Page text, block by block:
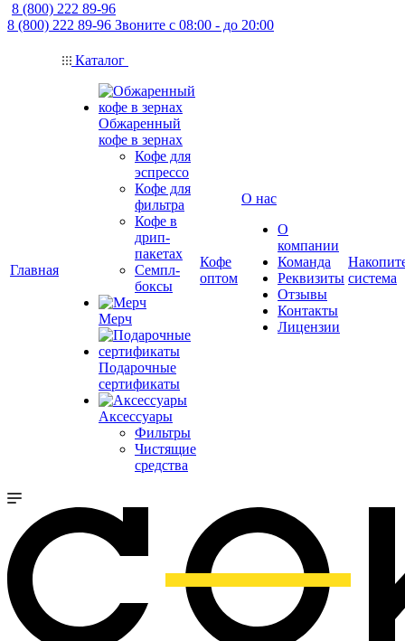
8 (800) 222 89-96
8 (800) 222 89-96 Звоните с 08:00 - до 20:00
Главная
Каталог
Обжаренный
кофе в зернах
Кофе для
эспрессо
Кофе для
фильтра
Кофе в
дрип-
пакетах
Семпл-
боксы
Мерч
Подарочные
сертификаты
Аксессуары
Фильтры
Чистящие
средства
Кофе
оптом
О нас
О
компании
Команда
Реквизиты
Отзывы
Контакты
Лицензии
система